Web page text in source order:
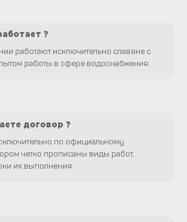
?
работают исключительно славяне с
работы в сфере водоснабжения.
договор ?
по официальному
четко прописаны виды работ,
их выполнения.